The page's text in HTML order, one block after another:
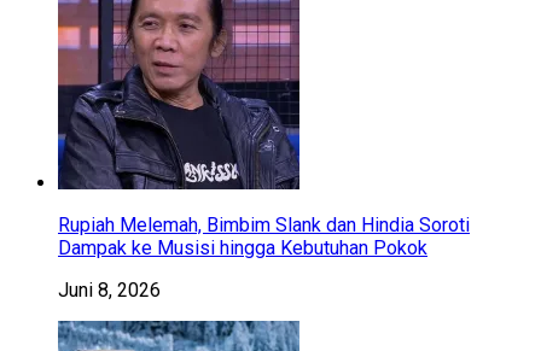
Rupiah Melemah, Bimbim Slank dan Hindia Soroti
Dampak ke Musisi hingga Kebutuhan Pokok
Juni 8, 2026